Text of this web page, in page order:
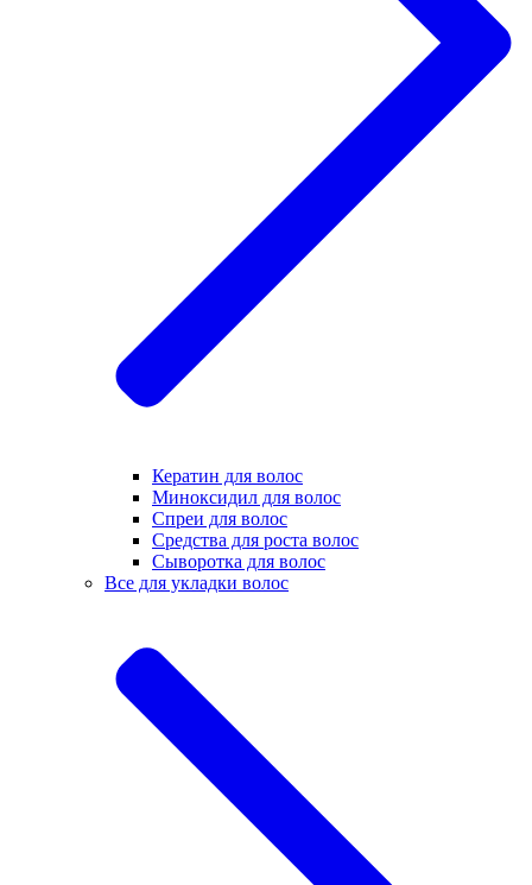
Кератин для волос
Миноксидил для волос
Спреи для волос
Средства для роста волос
Сыворотка для волос
Все для укладки волос